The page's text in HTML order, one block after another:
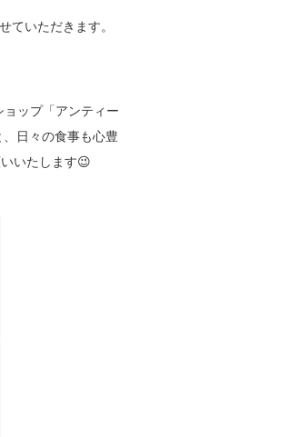
ていただきます。
ップ「アンティー
日々の食事も心豊
いたします😉